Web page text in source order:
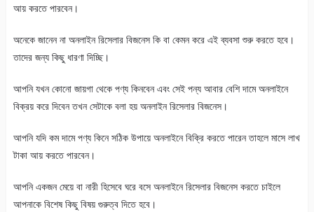
আয় করতে পারবেন।
অনেকে জানেন না অনলাইন রিসেলার বিজনেস কি বা কেমন করে এই ব্যবসা শুরু করতে হবে।
তাদের জন্য কিছু ধারণা দিচ্ছি।
আপনি যখন কোনো জায়গা থেকে পণ্য কিনবেন এবং সেই পন্য আবার বেশি দামে অনলাইনে
বিক্রয় করে দিবেন তখন সেটাকে বলা হয় অনলাইন রিসেলার বিজনেস।
আপনি যদি কম দামে পণ্য কিনে সঠিক উপায়ে অনলাইনে বিক্রি করতে পারেন তাহলে মাসে লাখ
টাকা আয় করতে পারবেন।
আপনি একজন মেয়ে বা নারী হিসেবে ঘরে বসে অনলাইনে রিসেলার বিজনেস করতে চাইলে
আপনাকে বিশেষ কিছু বিষয় গুরুত্ব দিতে হবে।